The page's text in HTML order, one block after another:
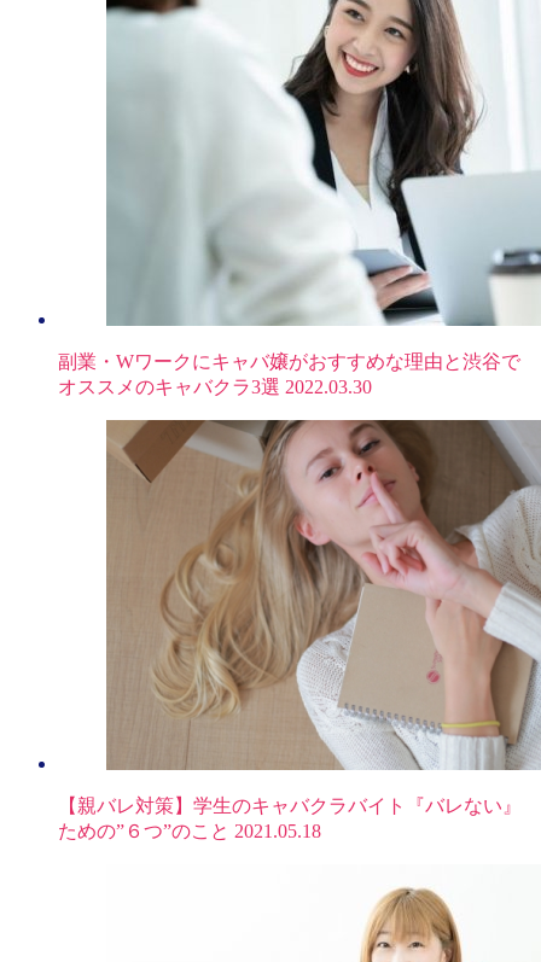
副業・Wワークにキャバ嬢がおすすめな理由と渋谷で
オススメのキャバクラ3選 2022.03.30
【親バレ対策】学生のキャバクラバイト『バレない』
ための”６つ”のこと 2021.05.18